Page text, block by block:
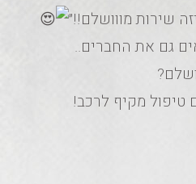
שירות מווושלם!!״
גם את החברים..
טיפול מקיף לרכב!